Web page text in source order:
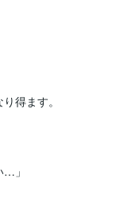
得ます。
…」